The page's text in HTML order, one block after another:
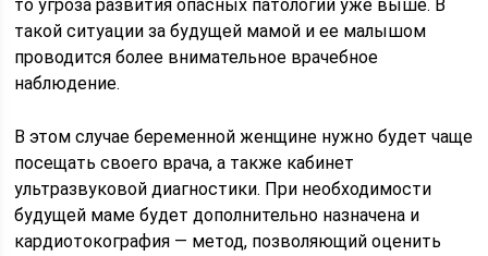
то угроза развития опасных патологий уже выше. В
такой ситуации за будущей мамой и ее малышом
проводится более внимательное врачебное
наблюдение.
В этом случае беременной женщине нужно будет чаще
посещать своего врача, а также кабинет
ультразвуковой диагностики. При необходимости
будущей маме будет дополнительно назначена и
кардиотокография — метод, позволяющий оценить